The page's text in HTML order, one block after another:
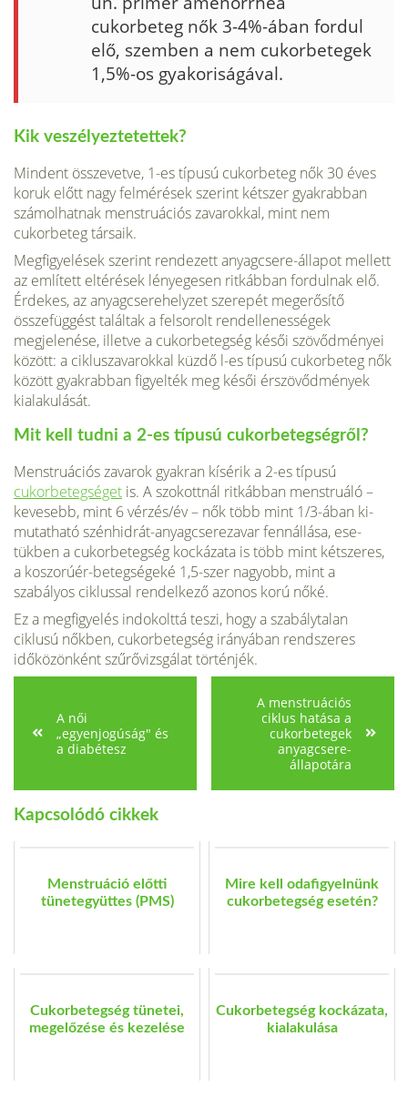
cukorbeteg nők 3-4%-ában fordul
elő, szemben a nem cukorbetegek
1,5%-os gyakoriságával.
Kik veszélyeztetettek?
Mindent összevetve, 1-es típusú cukorbeteg nők 30 éves
koruk előtt nagy felmérések szerint kétszer gyakrabban
számolhatnak menstruációs zavarok­kal, mint nem
cukorbeteg társaik.
Megfigyelések szerint rendezett anyagcsere-állapot mellett
az említett eltérések lényegesen ritkábban for­dulnak elő.
Érdekes, az anyagcserehelyzet szerepét megerősítő
összefüggést találtak a felsorolt rendellenes­ségek
megjelenése, illetve a cukorbetegség késői szövőd­ményei
között: a cikluszavarokkal küzdő l-es típusú cu­korbeteg nők
között gyakrabban figyelték meg késői érszövődmények
kialakulását.
Mit kell tudni a 2-es típusú cukorbetegségről?
Menstruációs zavarok gyakran kísérik a 2-es típusú
cukorbetegséget is. A szokottnál ritkábban menstruáló –
kevesebb, mint 6 vérzés/év – nők több mint 1/3-ában ki­
mutatható szénhidrát-anyagcserezavar fennállása, ese­
tükben a cukorbetegség kockázata is több mint kétsze­res,
a koszorúér-betegségeké 1,5-szer nagyobb, mint a
szabályos ciklussal rendelkező azonos korú nőké.
Ez a megfigyelés indokolttá teszi, hogy a szabályta­lan
ciklusú nőkben, cukorbetegség irányában rend­szeres
időközönként szűrővizsgálat történjék.
A női
„egyenjogúság" és
a diabétesz
A menstruációs
ciklus hatása a
cukorbetegek
anyagcsere-
állapotára
Kapcsolódó cikkek
Menstruáció előtti
tünetegyüttes (PMS)
Mire kell odafigyelnünk
cukorbetegség esetén?
Cukorbetegség tünetei,
megelőzése és kezelése
Cukorbetegség kockázata,
kialakulása